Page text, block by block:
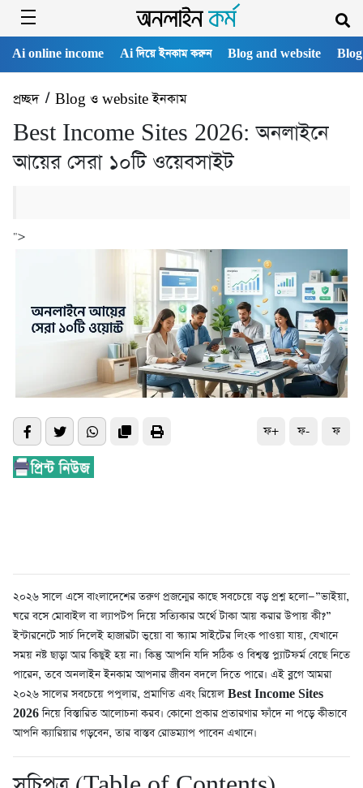
Ai online income Ai দিয়ে ইনকাম করুন Blog and website
প্রচ্ছদ/ Blog ও website ইনকাম
Best Income Sites 2026: অনলাইনে
আয়ের সেরা ১০টি ওয়েবসাইট
">
ফ+ ফ- ফ
২০২৬ সালে এসে বাংলাদেশের তরুণ প্রজন্মের কাছে সবচেয়ে বড় প্রশ্ন হলো—”ভাইয়া,
ঘরে বসে মোবাইল বা ল্যাপটপ দিয়ে সত্যিকার অর্থে টাকা আয় করার উপায় কী?”
ইন্টারনেটে সার্চ দিলেই হাজারটা ভুয়ো বা স্ক্যাম সাইটের লিংক পাওয়া যায়, যেখানে
সময় নষ্ট ছাড়া আর কিছুই হয় না। কিন্তু আপনি যদি সঠিক ও বিশ্বস্ত প্ল্যাটফর্ম বেছে নিতে
পারেন, তবে অনলাইন ইনকাম আপনার জীবন বদলে দিতে পারে। এই ব্লগে আমরা
২০২৬ সালের সবচেয়ে পপুলার, প্রমাণিত এবং রিয়েল Best Income Sites
2026নিয়ে বিস্তারিত আলোচনা করব। কোনো প্রকার প্রতারণার ফাঁদে না পড়ে কীভাবে
আপনি ক্যারিয়ার গড়বেন, তার বাস্তব রোডম্যাপ পাবেন এখানে।